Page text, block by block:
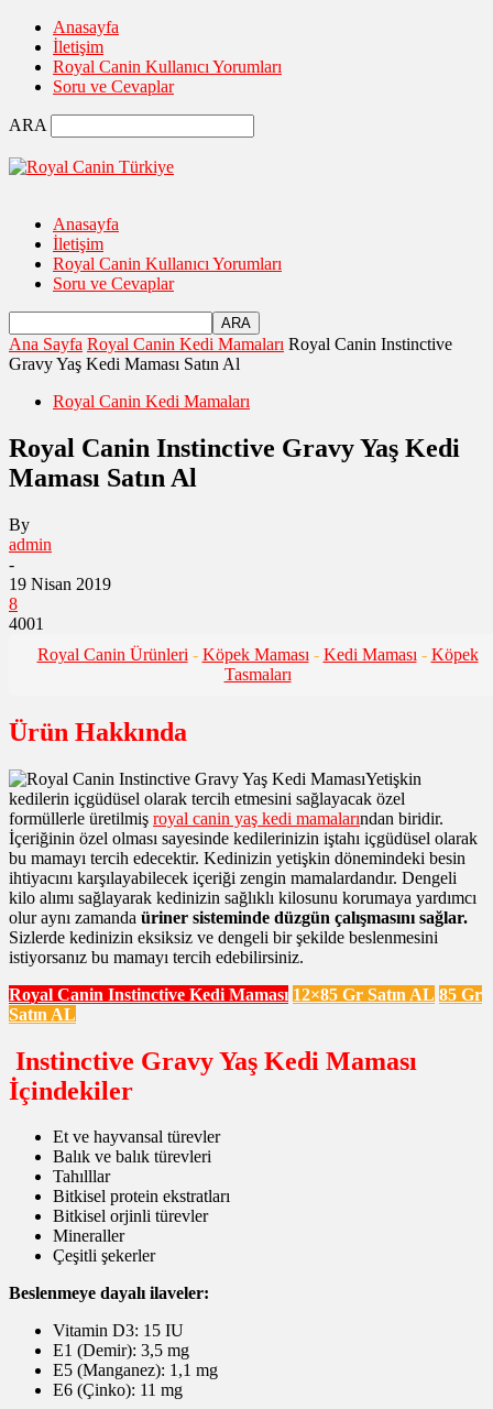
Anasayfa
İletişim
Royal Canin Kullanıcı Yorumları
Soru ve Cevaplar
ARA
Anasayfa
İletişim
Royal Canin Kullanıcı Yorumları
Soru ve Cevaplar
Ana Sayfa Royal Canin Kedi Mamaları Royal Canin Instinctive
Gravy Yaş Kedi Maması Satın Al
Royal Canin Kedi Mamaları
Royal Canin Instinctive Gravy Yaş Kedi
Maması Satın Al
By
admin
-
19 Nisan 2019
8
4001
Royal Canin Ürünleri - Köpek Maması - Kedi Maması - Köpek
Tasmaları
Ürün Hakkında
Yetişkin
kedilerin içgüdüsel olarak tercih etmesini sağlayacak özel
formüllerle üretilmiş royal canin yaş kedi mamalarından biridir.
İçeriğinin özel olması sayesinde kedilerinizin iştahı içgüdüsel olarak
bu mamayı tercih edecektir. Kedinizin yetişkin dönemindeki besin
ihtiyacını karşılayabilecek içeriği zengin mamalardandır. Dengeli
kilo alımı sağlayarak kedinizin sağlıklı kilosunu korumaya yardımcı
olur aynı zamanda üriner sisteminde düzgün çalışmasını sağlar.
Sizlerde kedinizin eksiksiz ve dengeli bir şekilde beslenmesini
istiyorsanız bu mamayı tercih edebilirsiniz.
Royal Canin Instinctive Kedi Maması 12×85 Gr Satın AL 85 Gr
Satın AL
Instinctive Gravy Yaş Kedi Maması
İçindekiler
Et ve hayvansal türevler
Balık ve balık türevleri
Tahılllar
Bitkisel protein ekstratları
Bitkisel orjinli türevler
Mineraller
Çeşitli şekerler
Beslenmeye dayalı ilaveler:
Vitamin D3: 15 IU
E1 (Demir): 3,5 mg
E5 (Manganez): 1,1 mg
E6 (Çinko): 11 mg